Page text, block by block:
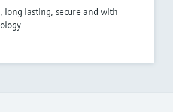
long lasting, secure and with